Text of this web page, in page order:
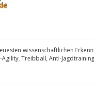
wissenschaftlichen
Agility, Treibball, Anti-